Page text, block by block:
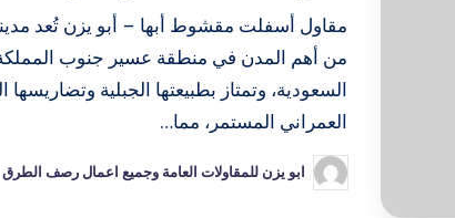
مقاول أسفلت مقشوط أبها – أبو يزن تُعد
من أهم المدن في منطقة عسير جنوب المملكة
السعودية، وتمتاز بطبيعتها الجبلية
العمراني المستمر، مما…
ابو يزن للمقاولات العامة وجميع اعمال رصف الطرق